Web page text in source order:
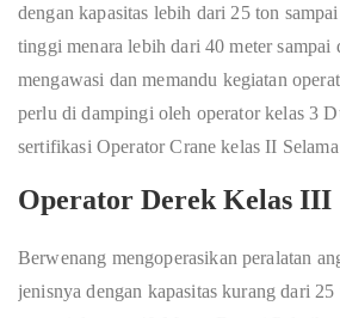
dengan kapasitas lebih dari 25 ton
tinggi menara lebih dari 40 meter sampai
mengawasi dan memandu kegiatan
perlu di dampingi oleh operator kelas 3
sertifikasi Operator Crane kelas II
Operator Derek Kelas III
Berwenang mengoperasikan peralatan
jenisnya dengan kapasitas kurang dari